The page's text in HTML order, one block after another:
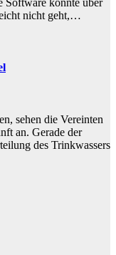
nicht geht,…
sehen die Vereinten
an. Gerade der
des Trinkwassers